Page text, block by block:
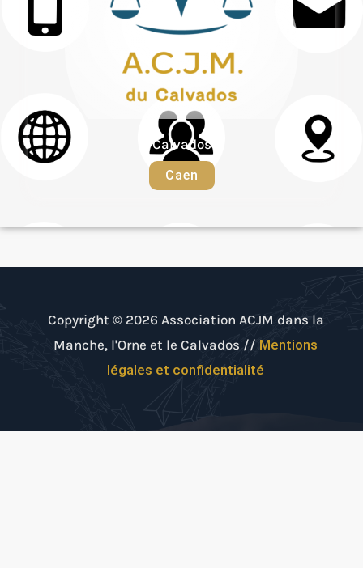
Calvados
Caen
Copyright © 2026 Association ACJM dans la
Manche, l'Orne et le Calvados // Mentions
légales et confidentialité